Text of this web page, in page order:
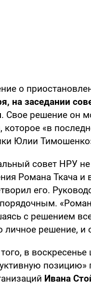
о
на заседании
. Свое решение он
которое «в
Юлии
совет НРУ
Романа Ткача и
его.
с решением
личное решение, и
в
позицию»
Ивана